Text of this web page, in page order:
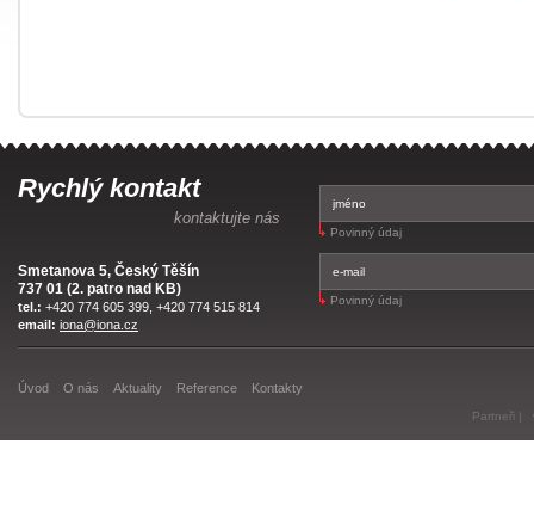
Rychlý kontakt
kontaktujte nás
Smetanova 5, Český Těšín
737 01 (2. patro nad KB)
tel.: +420 774 605 399, +420 774 515 814
email: iona@iona.cz
Povinný údaj
Povinný údaj
Úvod O nás Aktuality Reference Kontakty
Partneři |